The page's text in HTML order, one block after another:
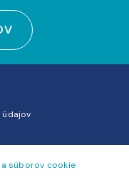
údajov
súborov cookie